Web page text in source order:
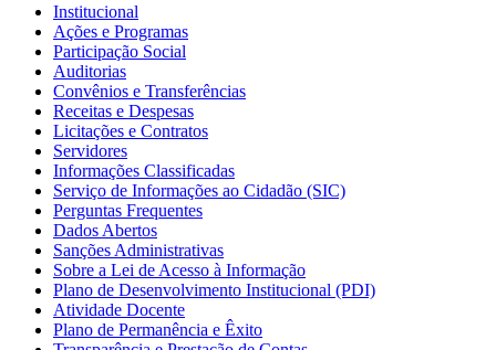
Institucional
Ações e Programas
Participação Social
Auditorias
Convênios e Transferências
Receitas e Despesas
Licitações e Contratos
Servidores
Informações Classificadas
Serviço de Informações ao Cidadão (SIC)
Perguntas Frequentes
Dados Abertos
Sanções Administrativas
Sobre a Lei de Acesso à Informação
Plano de Desenvolvimento Institucional (PDI)
Atividade Docente
Plano de Permanência e Êxito